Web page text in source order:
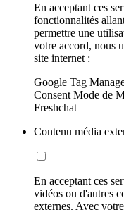
En acceptant ces
fonctionnalités
permettre une
votre accord, nous
site internet :
Google Tag
Consent Mode de
Freshchat
Contenu média
En acceptant ces
vidéos ou d'autres
externes. Avec